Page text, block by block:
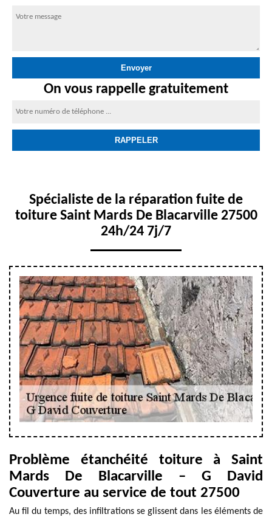
On vous rappelle gratuitement
Spécialiste de la réparation fuite de
toiture Saint Mards De Blacarville 27500
24h/24 7j/7
Problème étanchéité toiture à Saint
Mards De Blacarville – G David
Couverture au service de tout 27500
Au fil du temps, des infiltrations se glissent dans les éléments de